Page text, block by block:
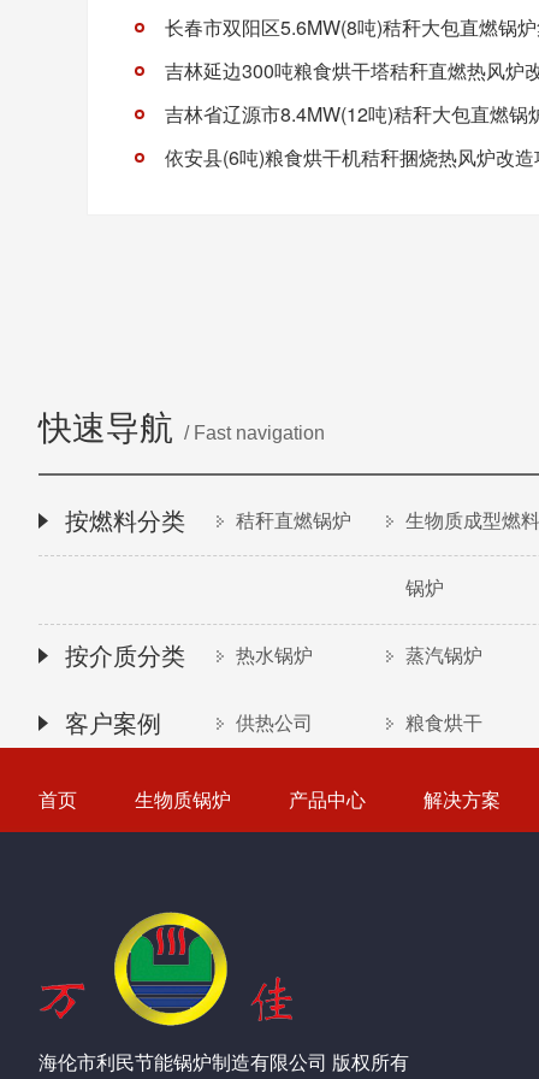
吉林延边300吨粮食烘干塔秸秆直燃热风炉
依安县(6吨)粮食烘干机秸秆捆烧热风炉改
快速导航 / Fast navigation
按燃料分类 秸秆直燃锅炉 生物质成型燃料
锅炉
按介质分类 热水锅炉 蒸汽锅炉
客户案例 供热公司 粮食烘干
首页 生物质锅炉 产品中心 解决方案
海伦市利民节能锅炉制造有限公司 版权所有